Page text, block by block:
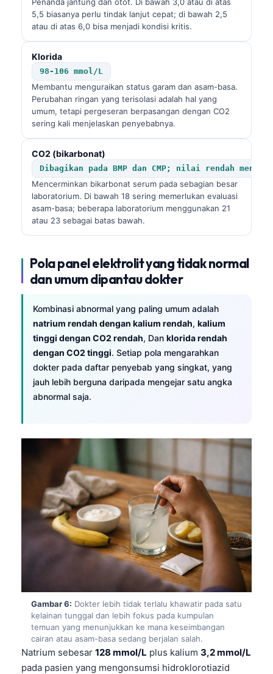
5,5 biasanya perlu tindak lanjut cepat; di bawah 2,5
atau di atas 6,0 bisa menjadi kondisi kritis.
Klorida
98-106 mmol/L
Membantu menguraikan status garam dan asam-basa.
Perubahan ringan yang terisolasi adalah hal yang
umum, tetapi pergeseran berpasangan dengan CO2
sering kali menjelaskan penyebabnya.
CO2 (bikarbonat)
Dibagikan pada BMP dan CMP; nilai rendah
Mencerminkan bikarbonat serum pada sebagian besar
laboratorium. Di bawah 18 sering memerlukan evaluasi
asam-basa; beberapa laboratorium menggunakan 21
atau 23 sebagai batas bawah.
Pola panel elektrolit yang tidak normal
dan umum dipantau dokter
Kombinasi abnormal yang paling umum adalah
natrium rendah dengan kalium rendah, kalium
tinggi dengan CO2 rendah, Dan klorida rendah
dengan CO2 tinggi. Setiap pola mengarahkan
dokter pada daftar penyebab yang singkat, yang
jauh lebih berguna daripada mengejar satu angka
abnormal saja.
Gambar 6: Dokter lebih tidak terlalu khawatir pada satu
kelainan tunggal dan lebih fokus pada kumpulan
temuan yang menunjukkan ke mana keseimbangan
cairan atau asam-basa sedang berjalan salah.
Natrium sebesar 128 mmol/L plus kalium 3,2 mmol/L
pada pasien yang mengonsumsi hidroklorotiazid
Кыргызча
Татар теле
Беларуская мова
Ślōnskŏ gŏdka
Norsk bokmål